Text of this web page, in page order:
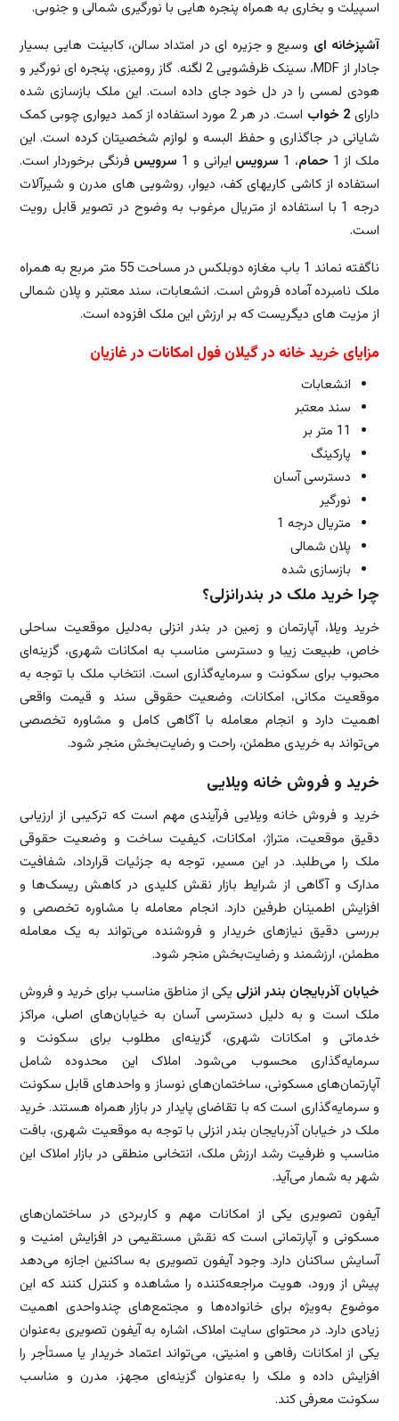
اسپیلت و بخاری به همراه پنجره هایی با نورگیری شمالی و جنوبی.
آشپزخانه ای وسیع و جزیره ای در امتداد سالن، کابینت هایی بسیار
جادار از MDF، سینک ظرفشویی 2 لگنه. گاز رومیزی، پنجره ای نورگیر و
هودی لمسی را در دل خود جای داده است. این ملک بازسازی شده
دارای 2 خواب
است. در هر 2 مورد استفاده از کمد دیواری چوبی کمک
شایانی در جاگذاری و حفظ البسه و لوازم شخصیتان کرده است. این
ملک از 1
حمام، 1 سرویس ایرانی و 1 سرویس فرنگی برخوردار است.
استفاده از کاشی کاریهای کف، دیوار، روشویی های مدرن و شیرآلات
درجه 1 با استفاده از متریال مرغوب به وضوح در تصویر قابل رویت
است.
ناگفته نماند 1 باب مغازه دوبلکس در مساحت 55 متر مربع به همراه
ملک نامبرده آماده فروش است. انشعابات، سند معتبر و پلان شمالی
از مزیت های دیگریست که بر ارزش این ملک افزوده است.
مزایای خرید خانه در گیلان فول امکانات در غازیان
انشعابات
سند معتبر
11 متر بر
پارکینگ
دسترسی آسان
نورگیر
متریال درجه 1
پلان شمالی
بازسازی شده
چرا خرید ملک در بندرانزلی؟
خرید ویلا، آپارتمان و زمین در بندر انزلی به‌دلیل موقعیت ساحلی
خاص، طبیعت زیبا و دسترسی مناسب به امکانات شهری، گزینه‌ای
محبوب برای سکونت و سرمایه‌گذاری است. انتخاب ملک با توجه به
موقعیت مکانی، امکانات، وضعیت حقوقی سند و قیمت واقعی
اهمیت دارد و انجام معامله با آگاهی کامل و مشاوره تخصصی
می‌تواند به خریدی مطمئن، راحت و رضایت‌بخش منجر شود.
خرید و فروش خانه ویلایی
خرید و فروش خانه ویلایی فرآیندی مهم است که ترکیبی از ارزیابی
دقیق موقعیت، متراژ، امکانات، کیفیت ساخت و وضعیت حقوقی
ملک را می‌طلبد. در این مسیر، توجه به جزئیات قرارداد، شفافیت
مدارک و آگاهی از شرایط بازار نقش کلیدی در کاهش ریسک‌ها و
افزایش اطمینان طرفین دارد. انجام معامله با مشاوره تخصصی و
بررسی دقیق نیازهای خریدار و فروشنده می‌تواند به یک معامله
مطمئن، ارزشمند و رضایت‌بخش منجر شود.
خیابان آذربایجان بندر انزلی یکی از مناطق مناسب برای خرید و فروش
ملک است و به دلیل دسترسی آسان به خیابان‌های اصلی، مراکز
خدماتی و امکانات شهری، گزینه‌ای مطلوب برای سکونت و
سرمایه‌گذاری محسوب می‌شود. املاک این محدوده شامل
آپارتمان‌های مسکونی، ساختمان‌های نوساز و واحدهای قابل سکونت
و سرمایه‌گذاری است که با تقاضای پایدار در بازار همراه هستند. خرید
ملک در خیابان آذربایجان بندر انزلی با توجه به موقعیت شهری، بافت
مناسب و ظرفیت رشد ارزش ملک، انتخابی منطقی در بازار املاک این
شهر به شمار می‌آید.
آیفون تصویری یکی از امکانات مهم و کاربردی در ساختمان‌های
مسکونی و آپارتمانی است که نقش مستقیمی در افزایش امنیت و
آسایش ساکنان دارد. وجود آیفون تصویری به ساکنین اجازه می‌دهد
پیش از ورود، هویت مراجعه‌کننده را مشاهده و کنترل کنند که این
موضوع به‌ویژه برای خانواده‌ها و مجتمع‌های چندواحدی اهمیت
زیادی دارد. در محتوای سایت املاک، اشاره به آیفون تصویری به‌عنوان
یکی از امکانات رفاهی و امنیتی، می‌تواند اعتماد خریدار یا مستأجر را
افزایش داده و ملک را به‌عنوان گزینه‌ای مجهز، مدرن و مناسب
سکونت معرفی کند.